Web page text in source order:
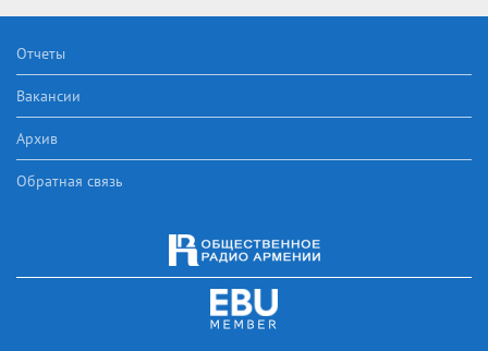
Отчеты
Вакансии
Архив
Обратная связь